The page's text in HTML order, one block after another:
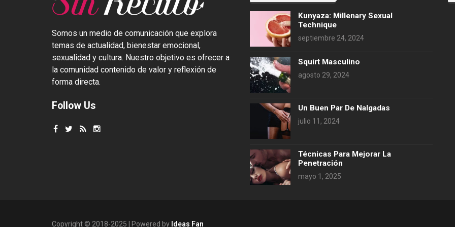
Somos un medio de comunicación que explora
temas de actualidad, bienestar emocional,
sexualidad y cultura. Nuestro objetivo es ofrecer a
la comunidad contenido de valor y reflexión de
forma directa.
Follow Us
Kunyaza: Millenary Sexual
Technique
septiembre 24, 2024
Squirt Masculino
agosto 29, 2024
Un Buen Par De Nalgadas
julio 11, 2024
Técnicas Para Mejorar La
Penetración
mayo 1, 2025
Copyright © 2018-2025 | Powered by Ideas Fan